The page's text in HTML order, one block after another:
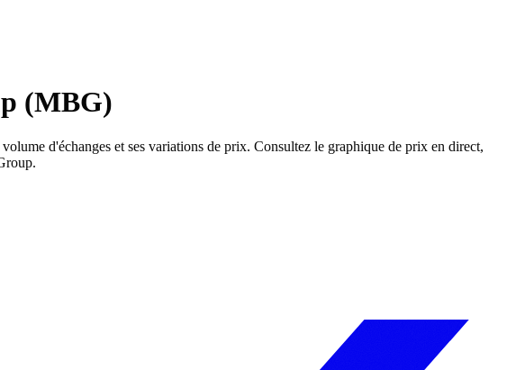
(MBG)
d'échanges et ses variations de prix. Consultez le graphique de prix en direct,